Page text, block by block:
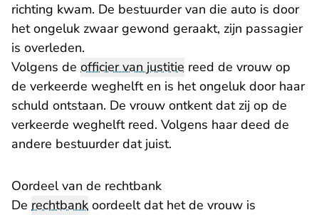
richting kwam. De bestuurder van die auto is door
het ongeluk zwaar gewond geraakt, zijn passagier
is overleden.
Volgens de officier van justitie reed de vrouw op
de verkeerde weghelft en is het ongeluk door haar
schuld ontstaan. De vrouw ontkent dat zij op de
verkeerde weghelft reed. Volgens haar deed de
andere bestuurder dat juist.
Oordeel van de rechtbank
De rechtbank oordeelt dat het de vrouw is